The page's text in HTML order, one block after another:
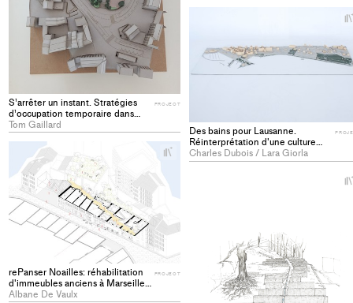
S’arrêter un instant. Stratégies
d’occupation temporaire dans
l'espace public lausannois -
PROJECT
Tom Gaillard
PROJECT
Des bains pour Lausanne.
Réinterprétation d'une culture
oubliée sur l'arc lémanique -
PROJECT
Charles Dubois / Lara Giorla
+
rePanser Noailles: réhabilitation
d'immeubles anciens à Marseille -
PROJECT
Albane De Vaulx
PROJECT
+
Add
+